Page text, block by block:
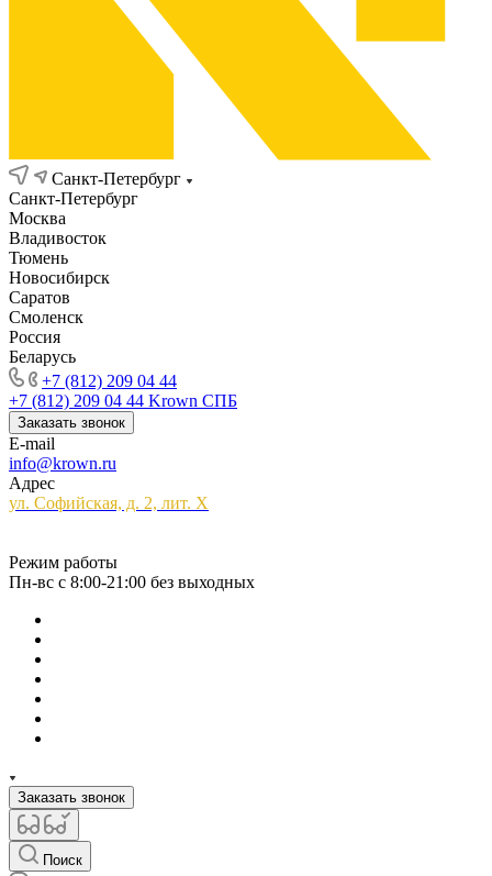
Санкт-Петербург
Санкт-Петербург
Москва
Владивосток
Тюмень
Новосибирск
Саратов
Смоленск
Россия
Беларусь
+7 (812) 209 04 44
+7 (812) 209 04 44 Krown СПБ
Заказать звонок
E-mail
info@krown.ru
Адрес
ул. Софийская, д. 2, лит. Х
Режим работы
Пн-вс с 8:00-21:00 без выходных
Заказать звонок
Поиск